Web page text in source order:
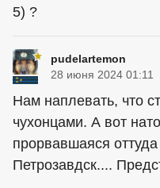
5) ?
pudelartemon
28 июня 2024 01:11
Нам наплевать, что
чухонцами. А вот
прорвавшаяся
Петрозавдск....